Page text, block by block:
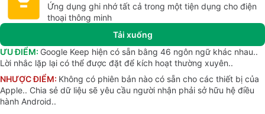
Ứng dụng ghi nhớ tất cả trong một tiện dụng cho điện
thoại thông minh
Tải xuống
ƯU ĐIỂM: Google Keep hiện có sẵn bằng 46 ngôn ngữ khác nhau..
Lời nhắc lặp lại có thể được đặt để kích hoạt thường xuyên..
NHƯỢC ĐIỂM: Không có phiên bản nào có sẵn cho các thiết bị của
Apple.. Chia sẻ dữ liệu sẽ yêu cầu người nhận phải sở hữu hệ điều
hành Android..